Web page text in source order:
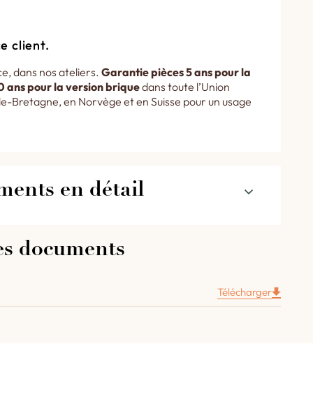
client.
dans nos ateliers.Garantie pièces 5 ans pour la
ans pour la version briquedans toute l’Union
Bretagne, en Norvège et en Suisse pour un usage
en détail
vers le haut, largeur de passage 460mm, avec une
documents
Télécharger